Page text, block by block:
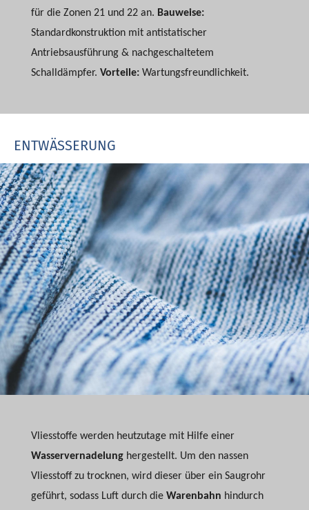
für die Zonen 21 und 22 an. Bauweise:
Standardkonstruktion mit antistatischer
Antriebsausführung & nachgeschaltetem
Schalldämpfer. Vorteile:Wartungsfreundlichkeit.
ENTWÄSSERUNG
Vliesstoffe werden heutzutage mit Hilfe einer
Wasservernadelunghergestellt. Um den nassen
Vliesstoff zu trocknen, wird dieser über ein Saugrohr
geführt, sodass Luft durch die Warenbahn hindurch